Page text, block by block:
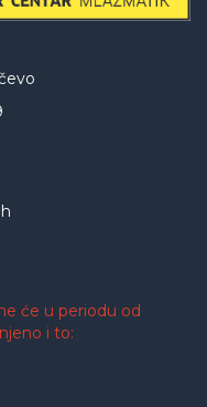
će u periodu od
i to: